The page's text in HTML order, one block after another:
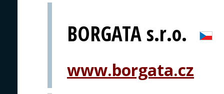
BORGATA s.r.o.
www.borgata.cz